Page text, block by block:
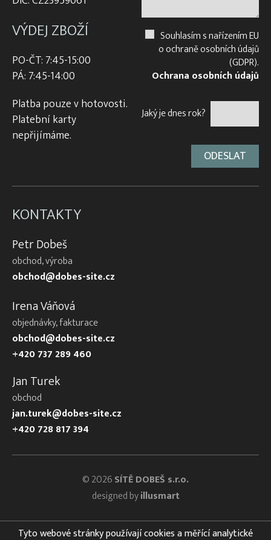
VÝDEJ ZBOŽÍ
PO-ČT: 7:45-15:00
PÁ: 7:45-14:00
Platba pouze v hotovosti.
Platební karty
nepřijímáme.
Souhlasím s nařízením EU
o ochraně osobních údajů
(GDPR).
Ochrana osobních údajů
Jaký je dnes rok?
KONTAKTY
Petr Dobeš
obchod, výroba
obchod@dobes-site.cz
Irena Váňová
objednávky, fakturace
obchod@dobes-site.cz
+420 737 289 460
Jan Turek
obchod
jan.turek@dobes-site.cz
+420 728 817 394
© 2026SÍTĚ DOBEŠ s.r.o.
designed byillusmart
Tyto webové stránky používají cookies a měřící analytické